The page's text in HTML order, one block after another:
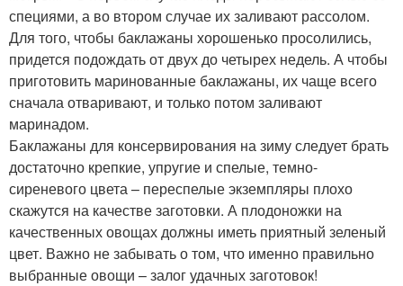
специями, а во втором случае их заливают рассолом.
Для того, чтобы баклажаны хорошенько просолились,
придется подождать от двух до четырех недель. А чтобы
приготовить маринованные баклажаны, их чаще всего
сначала отваривают, и только потом заливают
маринадом.
Баклажаны для консервирования на зиму следует брать
достаточно крепкие, упругие и спелые, темно-
сиреневого цвета – переспелые экземпляры плохо
скажутся на качестве заготовки. А плодоножки на
качественных овощах должны иметь приятный зеленый
цвет. Важно не забывать о том, что именно правильно
выбранные овощи – залог удачных заготовок!